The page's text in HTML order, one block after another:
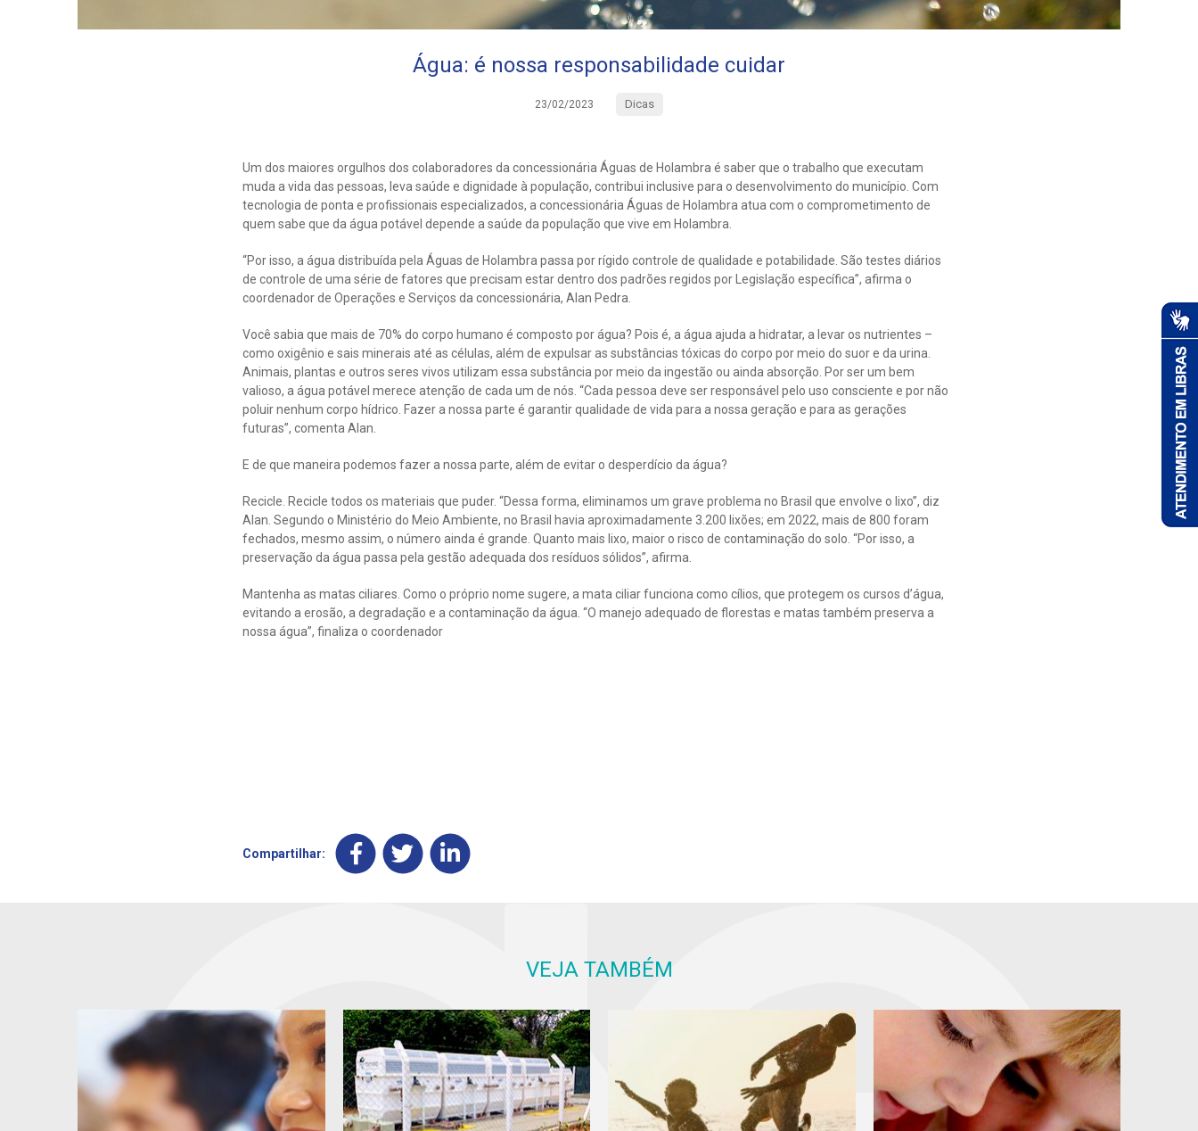
Água: é nossa responsabilidade cuidar
23/02/2023 Dicas
Um dos maiores orgulhos dos colaboradores da concessionária Águas de Holambra é saber que o trabalho que executam
muda a vida das pessoas, leva saúde e dignidade à população, contribui inclusive para o desenvolvimento do município. Com
tecnologia de ponta e profissionais especializados, a concessionária Águas de Holambra atua com o comprometimento de
quem sabe que da água potável depende a saúde da população que vive em Holambra.
“Por isso, a água distribuída pela Águas de Holambra passa por rígido controle de qualidade e potabilidade. São testes diários
de controle de uma série de fatores que precisam estar dentro dos padrões regidos por Legislação específica”, afirma o
coordenador de Operações e Serviços da concessionária, Alan Pedra.
Você sabia que mais de 70% do corpo humano é composto por água? Pois é, a água ajuda a hidratar, a levar os nutrientes –
como oxigênio e sais minerais até as células, além de expulsar as substâncias tóxicas do corpo por meio do suor e da urina.
Animais, plantas e outros seres vivos utilizam essa substância por meio da ingestão ou ainda absorção. Por ser um bem
valioso, a água potável merece atenção de cada um de nós. “Cada pessoa deve ser responsável pelo uso consciente e por não
poluir nenhum corpo hídrico. Fazer a nossa parte é garantir qualidade de vida para a nossa geração e para as gerações
futuras”, comenta Alan.
E de que maneira podemos fazer a nossa parte, além de evitar o desperdício da água?
Recicle. Recicle todos os materiais que puder. “Dessa forma, eliminamos um grave problema no Brasil que envolve o lixo”, diz
Alan. Segundo o Ministério do Meio Ambiente, no Brasil havia aproximadamente 3.200 lixões; em 2022, mais de 800 foram
fechados, mesmo assim, o número ainda é grande. Quanto mais lixo, maior o risco de contaminação do solo. “Por isso, a
preservação da água passa pela gestão adequada dos resíduos sólidos”, afirma.
Mantenha as matas ciliares. Como o próprio nome sugere, a mata ciliar funciona como cílios, que protegem os cursos d’água,
evitando a erosão, a degradação e a contaminação da água. “O manejo adequado de florestas e matas também preserva a
nossa água”, finaliza o coordenador
Compartilhar:
VEJA TAMBÉM